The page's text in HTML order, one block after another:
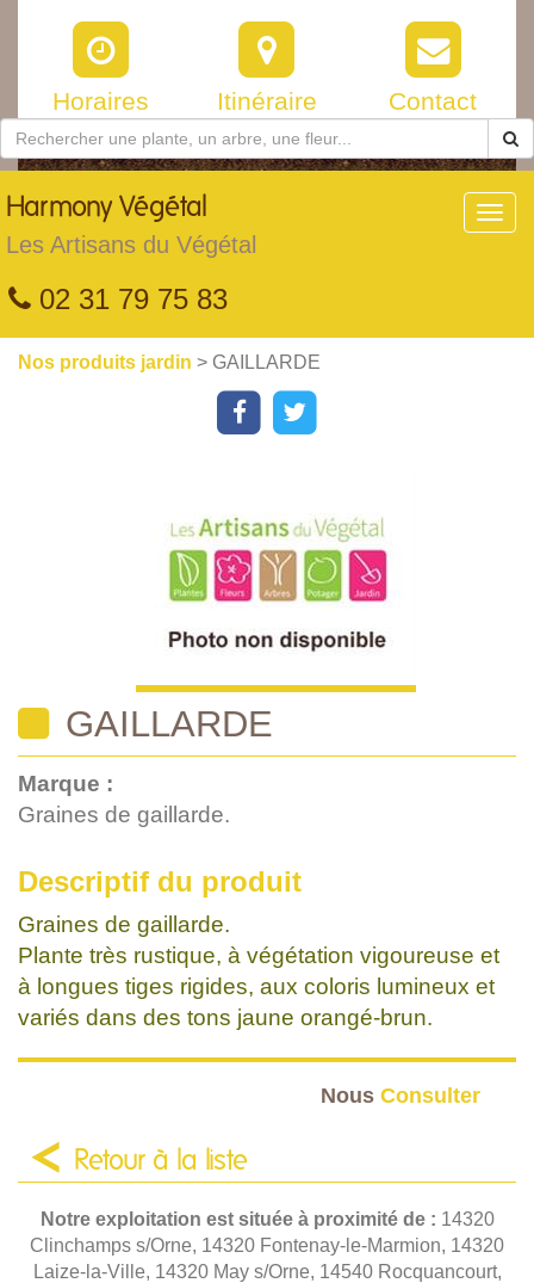
Horaires Itinéraire Contact
Harmony Végétal
Les Artisans du Végétal
02 31 79 75 83
Nos produits jardin > GAILLARDE
GAILLARDE
Marque :
Graines de gaillarde.
Descriptif du produit
Graines de gaillarde.
Plante très rustique, à végétation vigoureuse et
à longues tiges rigides, aux coloris lumineux et
variés dans des tons jaune orangé-brun.
Nous Consulter
Retour à la liste
Notre exploitation est située à proximité de : 14320
Clinchamps s/Orne, 14320 Fontenay-le-Marmion, 14320
Laize-la-Ville, 14320 May s/Orne, 14540 Rocquancourt,